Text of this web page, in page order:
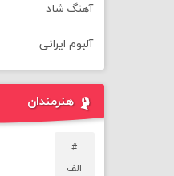
آهنگ شاد
آلبوم ایرانی
هنرمندان
#
الف